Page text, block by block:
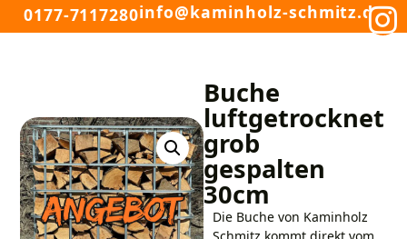
0177-7117280info@kaminholz-schmitz.de
Buche
luftgetrocknet
grob
gespalten
30cm
Die Buche von Kaminholz